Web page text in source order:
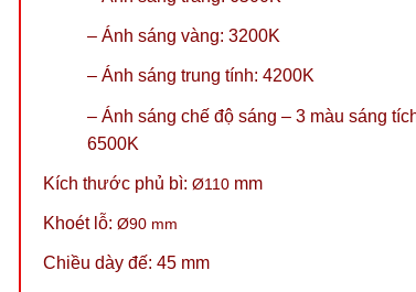
– Ánh sáng vàng: 3200K
– Ánh sáng trung tính: 4200K
– Ánh sáng chế độ sáng – 3 màu sáng
6500K
Kích thước phủ bì: Ø110 mm
Khoét lỗ: Ø90 mm
Chiều dày đế: 45 mm